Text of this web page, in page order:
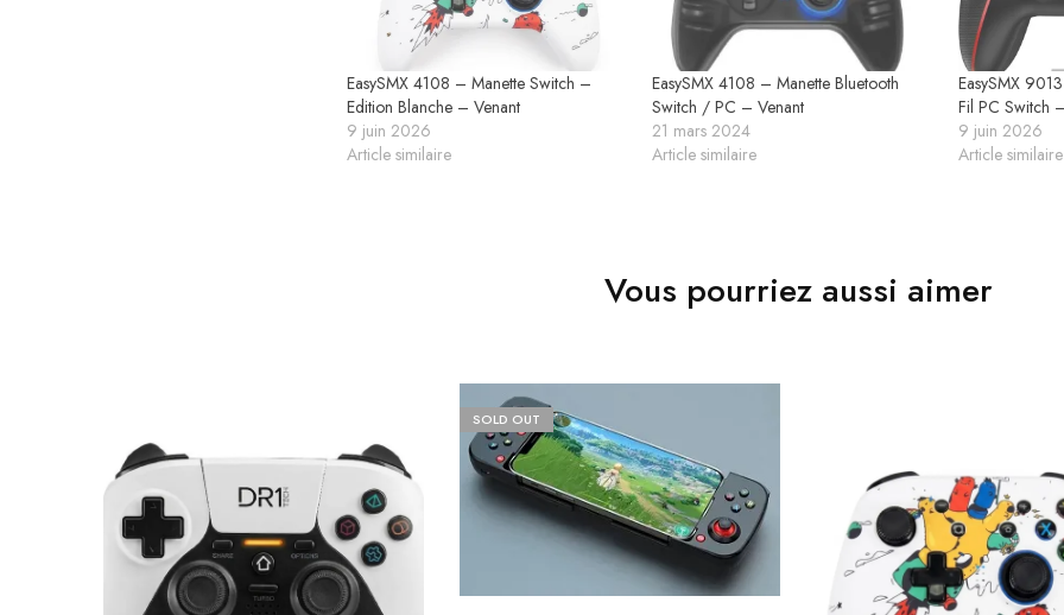
EasySMX 4108 – Manette Switch –
Edition Blanche – Venant
9 juin 2026
Article similaire
EasySMX 4108 – Manette Bluetooth
Switch / PC – Venant
21 mars 2024
Article similaire
EasySMX
Fil PC Switch
9 juin 2026
Article similaire
Vous pourriez aussi aimer
SOLD OUT